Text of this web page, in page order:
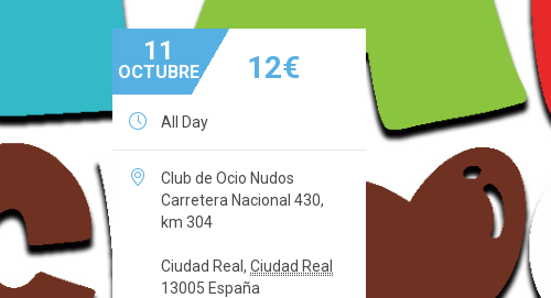
11
OCTUBRE 12€
 All Day

Club de Ocio Nudos
Carretera Nacional 430,
km 304
Ciudad Real , Ciudad Real
13005 España